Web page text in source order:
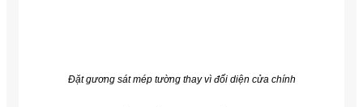
Đặt gương sát mép tường thay vì đối diện cửa chính